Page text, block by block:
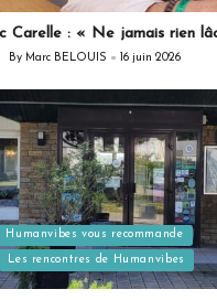
Carelle : « Ne jamais rien
Posted
By Marc BELOUIS 16 juin 2026
Humanvibes vous recommande
Les rencontres de Humanvibes